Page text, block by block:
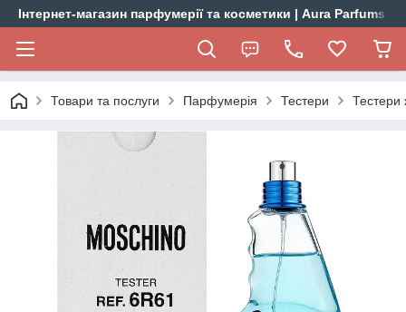
Інтернет-магазин парфумерії та косметики | Aura Parfums
Товари та послуги Парфумерія Тестери Тестери